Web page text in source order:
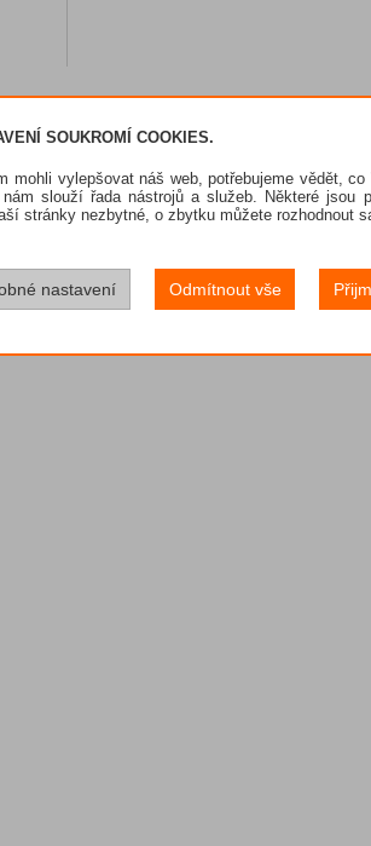
SOUKROMÍ COOKIES.
mohli vylepšovat náš web, potřebujeme vědět,
slouží řada nástrojů a služeb. Některé jsou
stránky nezbytné, o zbytku můžete rozhodnout
nastavení Odmítnout vše